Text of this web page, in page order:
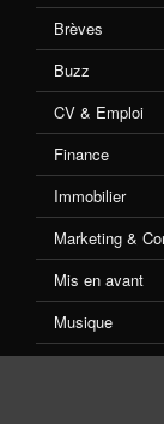
Brèves
Buzz
CV & Emploi
Finance
Immobilier
Marketing &
Mis en avant
Musique